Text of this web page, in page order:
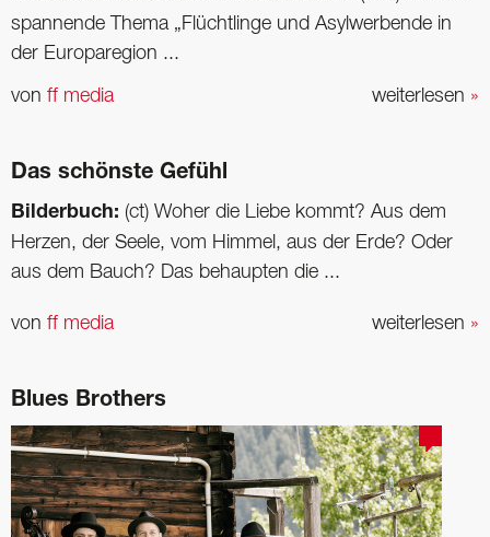
spannende Thema „Flüchtlinge und Asylwerbende in
der Europaregion ...
weiterlesen »
von ff media
Das schönste Gefühl
Bilderbuch: (ct) Woher die Liebe kommt? Aus dem
Herzen, der Seele, vom Himmel, aus der Erde? Oder
aus dem Bauch? Das behaupten die ...
weiterlesen »
von ff media
Blues Brothers